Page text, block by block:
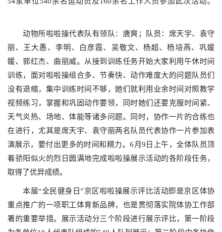
动物所啦啦操代表队有领队：唐爽；队员：席天宇、袁守
丽、王大愚、李明、白彦霞、吴敬文、杨超、杨培燕、巩媛
媛、郭红杰、曲丽威。从接到训练任务开始大家利用午休时间
训练，面对啦啦操组合多、节奏快、动作难度大的问题队员们
没有退缩，集中训练时间不够，她们就利用业余时间对照教学
视频练习，掌握和巩固动作要领，同时她们还要克服时间紧、
天气炎热、场地、体能等诸多问题。同时，协作一片的合练也
在进行，尤其是席天宇、袁守丽两名队员代表协作一片参加表
演展示，要付出更多的时间和精力。6 月9 日上午，全体队员顶
着骄阳似火的烈日圆满地完成啦啦操展示活动的各阶段任务，
取得了优异成绩。
本届“全民健身日”京区啦啦操展示评比活动即是京区体协
重点推广的一项职工体育新品牌，也是贯彻落实院体协工作部
署的重要举措。展示活动分三个阶段进行展示评比，第一阶段